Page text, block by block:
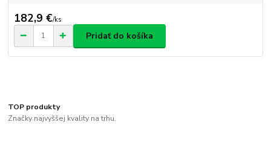
182,9 €/ks
Pridať do košíka
TOP produkty
Značky najvyššej kvality na trhu.